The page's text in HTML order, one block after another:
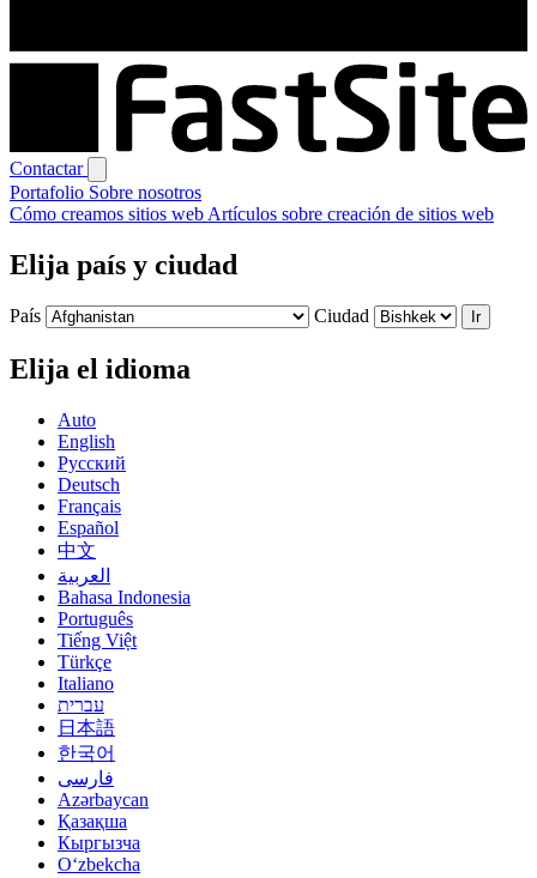
Contactar
Portafolio Sobre nosotros
Cómo creamos sitios web Artículos sobre creación de sitios web
Elija país y ciudad
País Ciudad Ir
Elija el idioma
Auto
English
Русский
Deutsch
Français
Español
中文
العربية
Bahasa Indonesia
Português
Tiếng Việt
Türkçe
Italiano
עברית
日本語
한국어
فارسی
Azərbaycan
Қазақша
Кыргызча
Oʻzbekcha